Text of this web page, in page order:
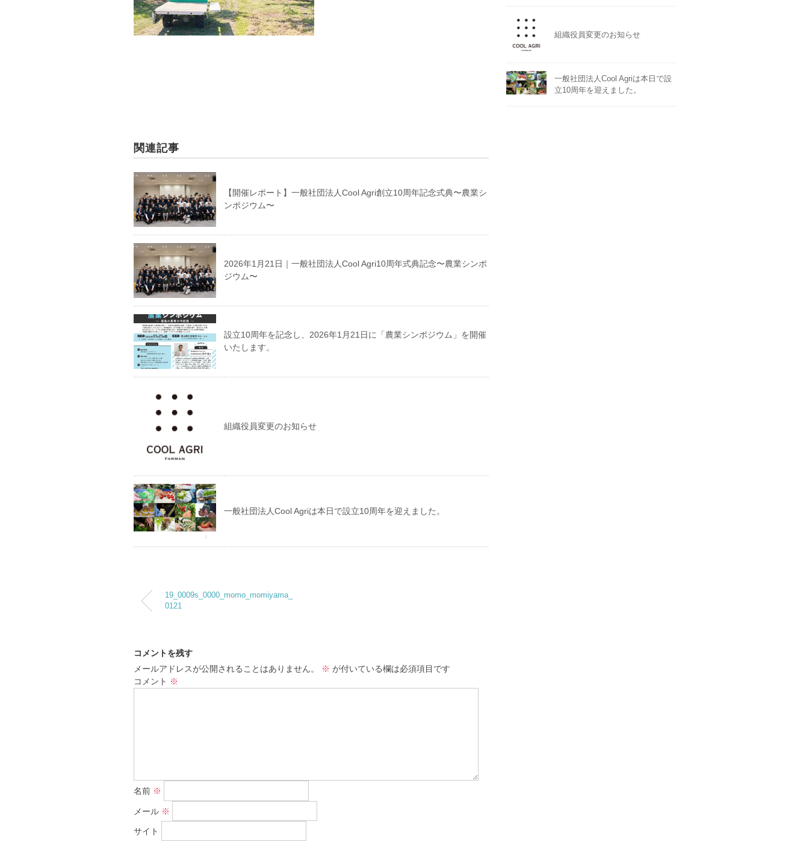
関連記事
【開催レポート】一般社団法人Cool Agri創立10周年記念式典〜農業シ
ンポジウム〜
2026年1月21日｜一般社団法人Cool Agri10周年式典記念〜農業シンポ
ジウム〜
設立10周年を記念し、2026年1月21日に「農業シンポジウム」を開催
いたします。
組織役員変更のお知らせ
一般社団法人Cool Agriは本日で設立10周年を迎えました。
19_0009s_0000_momo_momiyama_
0121
コメントを残す
メールアドレスが公開されることはありません。
※ が付いている欄は必須項目です
コメント ※
名前 ※
メール ※
サイト
組織役員変更のお知らせ
一般社団法人Cool Agriは本日で設
立10周年を迎えました。